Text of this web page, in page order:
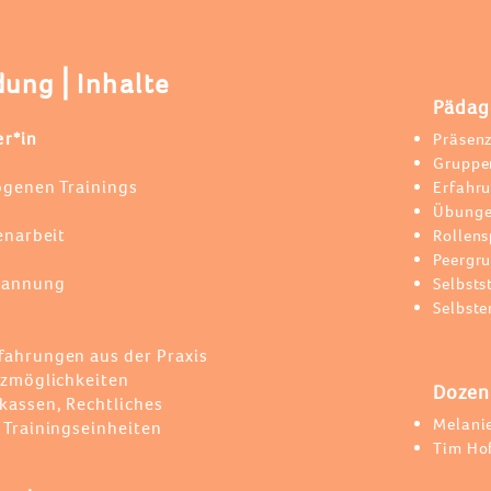
Trainings
aus der Praxis
Rechtliches
Tim